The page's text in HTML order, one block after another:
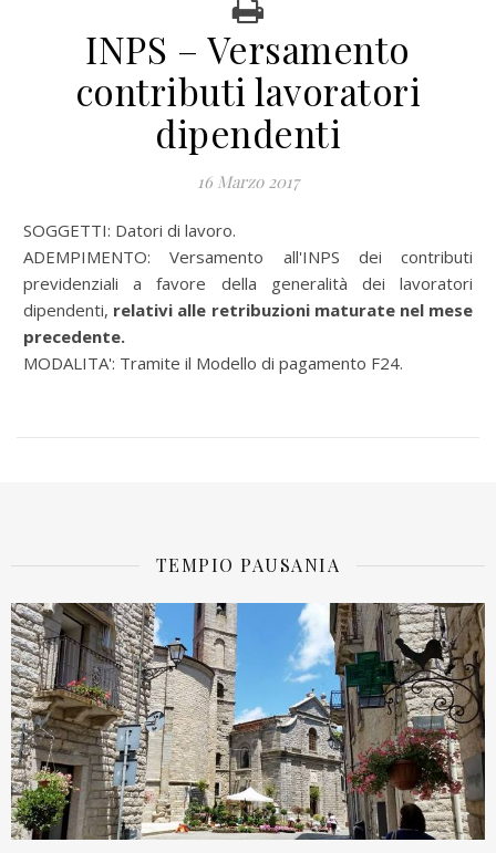
INPS – Versamento
contributi lavoratori
dipendenti
16 Marzo 2017
SOGGETTI: Datori di lavoro.
ADEMPIMENTO: Versamento all'INPS dei contributi
previdenziali a favore della generalità dei lavoratori
dipendenti, relativi alle retribuzioni maturate nel mese
precedente.
MODALITA': Tramite il Modello di pagamento F24.
TEMPIO PAUSANIA